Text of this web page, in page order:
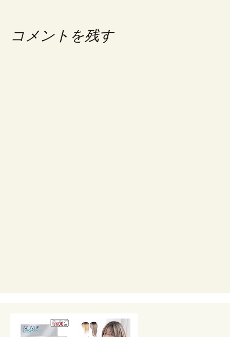
ゲコメントを残す